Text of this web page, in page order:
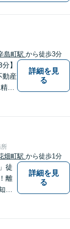
島町駅 から徒歩3分
】
動産
通
詳細を見
る
畑町駅 から徒歩1分
徒
離
、
詳細を見
る